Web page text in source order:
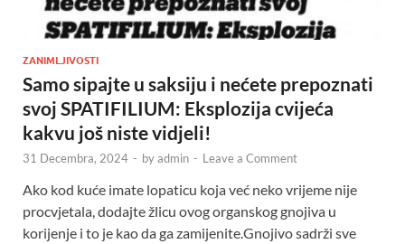
ZANIMLJIVOSTI
Samo sipajte u saksiju i nećete prepoznati
svoj SPATIFILIUM: Eksplozija cvijeća
kakvu još niste vidjeli!
31 Decembra, 2024 - byadmin - Leave a Comment
Ako kod kuće imate lopaticu koja već neko vrijeme nije
procvjetala, dodajte žlicu ovog organskog gnojiva u
korijenje i to je kao da ga zamijenite.Gnojivo sadrži sve